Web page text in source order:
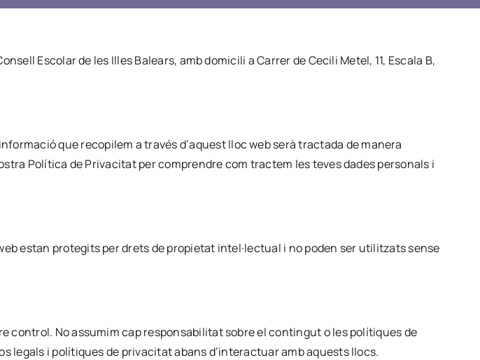
Escolar de les Illes Balears, amb domicili a Carrer de Cecili Metel, 11, Escala B,
que recopilem a través d’aquest lloc web serà tractada de manera
Política de Privacitat per comprendre com tractem les teves dades personals i
estan protegits per drets de propietat intel·lectual i no poden ser utilitzats sense
control. No assumim cap responsabilitat sobre el contingut o les polítiques de
legals i polítiques de privacitat abans d’interactuar amb aquests llocs.